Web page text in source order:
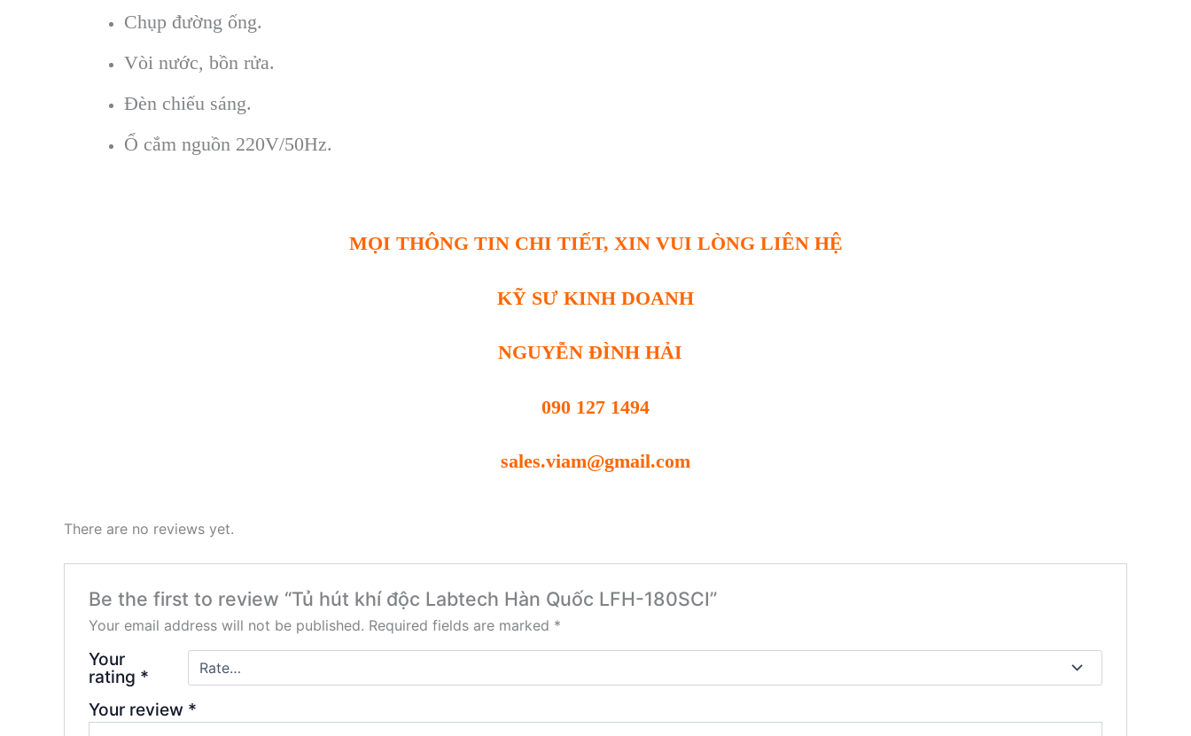
Chụp đường ống.
Vòi nước, bồn rửa.
Đèn chiếu sáng.
Ổ cắm nguồn 220V/50Hz.
MỌI THÔNG TIN CHI TIẾT, XIN VUI LÒNG LIÊN HỆ
KỸ SƯ KINH DOANH
NGUYỄN ĐÌNH HẢI
090 127 1494
sales.viam@gmail.com
There are no reviews yet.
Be the first to review “Tủ hút khí độc Labtech Hàn Quốc LFH-180SCI”
Your email address will not be published. Required fields are marked *
Your
rating *
Your review *